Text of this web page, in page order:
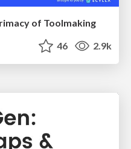
of Toolmaking
46 2.9k